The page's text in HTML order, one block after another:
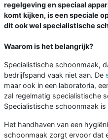
regelgeving en speciaal
komt kijken, is een speciale
dit ook wel specialistische
Waarom is het belangrijk?
Specialistische schoonmaak,
bedrijfspand vaak niet aan. De
maar ook in een laboratoria,
zal regelmatig specialistische
Specialistische schoonmaak
Het handhaven van een
schoonmaak zorgt ervoor dat